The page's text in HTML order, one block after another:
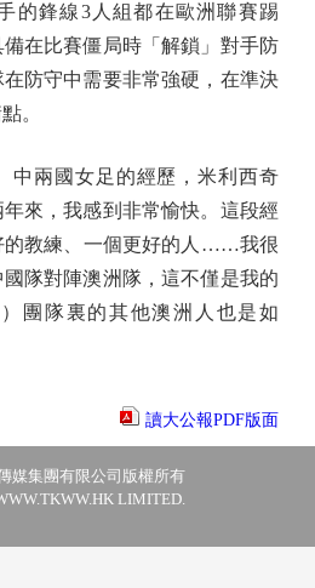
的鋒線3人組都在歐洲聯賽踢
在比賽僵局時「解鎖」對手防
防守中需要非常強硬，在準決
。
兩國女足的經歷，米利西奇
來，我感到非常愉快。這段經
的教練、一個更好的人……我很
隊對陣澳洲隊，這不僅是我的
團隊裏的其他澳洲人也是如
讀大公報PDF版面
媒集團有限公司版權所有
LIMITED.